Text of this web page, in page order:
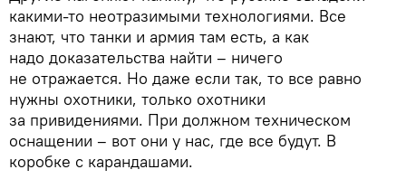
какими-то неотразимыми технологиями. Все
знают, что танки и армия там есть, а как
надо доказательства найти – ничего
не отражается. Но даже если так, то все равно
нужны охотники, только охотники
за привидениями. При должном техническом
оснащении – вот они у нас, где все будут. В
коробке с карандашами.